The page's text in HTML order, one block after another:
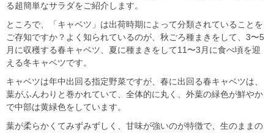
る超簡単なサラダをご紹介します。
ところで、「キャベツ」は出荷時期によって分類されていることを
ご存知ですか？よく知られているのが、秋ごろ種まきをして、3〜5
月に収穫する春キャベツ、夏に種まきをして11〜3月に食べ頃を迎
える冬キャベツです。
キャベツは年中出回る指定野菜ですが、春に出回る春キャベツは、
葉がふんわりと巻かれていて、全体的に丸く、外葉の緑色が鮮やか
で中部は黄緑色をしています。
葉が柔らかくてみずみずしく、甘味が強いのが特徴で、生のままの